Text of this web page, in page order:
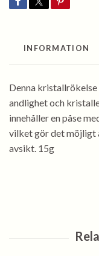
INFORMATION
Denna
andlighet och
innehåller en påse
vilket gör det
avsikt. 15g